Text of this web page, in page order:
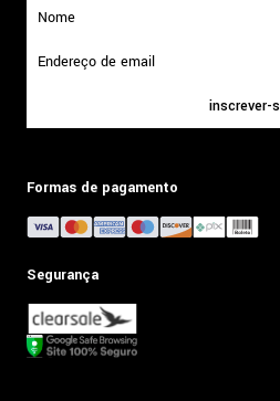
inscrever-
Formas de pagamento
Segurança